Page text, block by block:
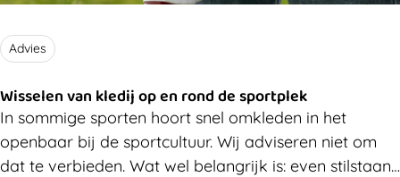
Advies
Wisselen van kledij op en rond de sportplek
In sommige sporten hoort snel omkleden in het
openbaar bij de sportcultuur. Wij adviseren niet om
dat te verbieden. Wat wel belangrijk is: even stilstaan